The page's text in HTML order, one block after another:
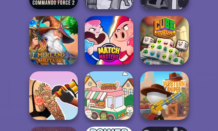
Commando
Force 2
Squid Battle
Simulator
Manga Creator -
Fantasy World...
Emerland
Solitaire
Match Masters Cube Match